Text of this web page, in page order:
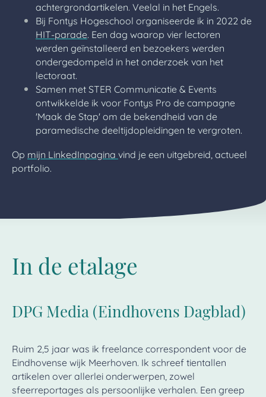
achtergrondartikelen. Veelal in het Engels.
Bij Fontys Hogeschool organiseerde ik in 2022 de
HIT-parade. Een dag waarop vier lectoren
werden geïnstalleerd en bezoekers werden
ondergedompeld in het onderzoek van het
lectoraat.
Samen met STER Communicatie & Events
ontwikkelde ik voor Fontys Pro de campagne
'Maak de Stap' om de bekendheid van de
paramedische deeltijdopleidingen te vergroten.
Op mijn LinkedInpagina vind je een uitgebreid, actueel
portfolio.
In de etalage
DPG Media (Eindhovens Dagblad)
Ruim 2,5 jaar was ik freelance correspondent voor de
Eindhovense wijk Meerhoven. Ik schreef tientallen
artikelen over allerlei onderwerpen, zowel
sfeerreportages als persoonlijke verhalen. Een greep